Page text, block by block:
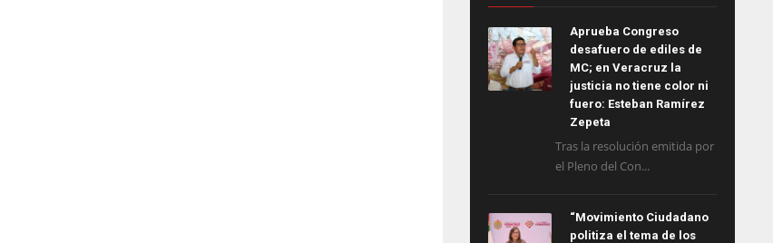
Aprueba Congreso
desafuero de ediles de
MC; en Veracruz la
justicia no tiene color ni
fuero: Esteban Ramírez
Zepeta
Tras la resolución emitida por
el Pleno del Con...
“Movimiento Ciudadano
politiza el tema de los